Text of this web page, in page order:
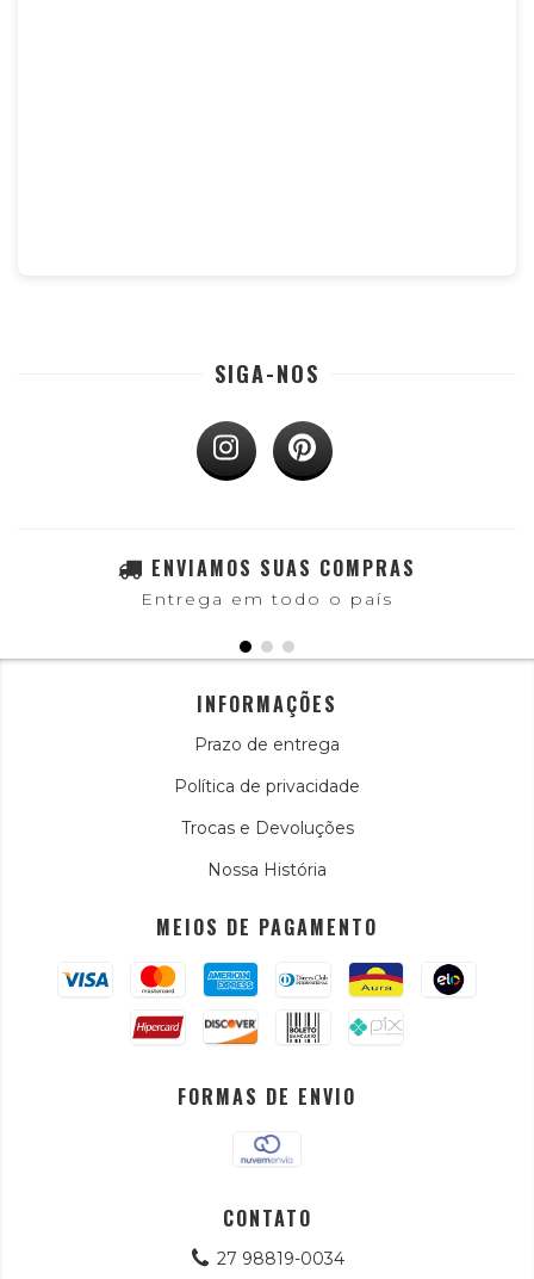
SIGA-NOS
ENVIAMOS SUAS COMPRAS
Entrega em todo o país
INFORMAÇÕES
Prazo de entrega
Política de privacidade
Trocas e Devoluções
Nossa História
MEIOS DE PAGAMENTO
FORMAS DE ENVIO
CONTATO
27 98819-0034